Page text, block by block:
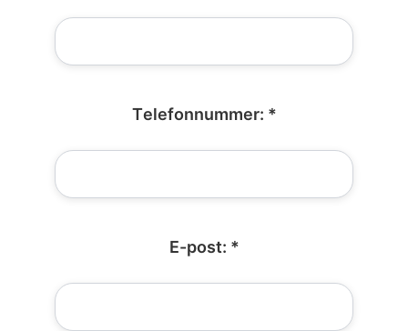
Telefonnummer: *
E-post: *